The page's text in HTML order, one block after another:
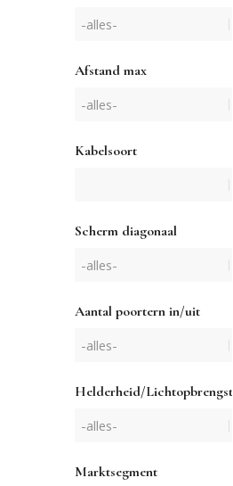
Afstand max
Kabelsoort
Scherm diagonaal
Aantal poortern in/uit
Helderheid/Lichtopbrengst
Marktsegment